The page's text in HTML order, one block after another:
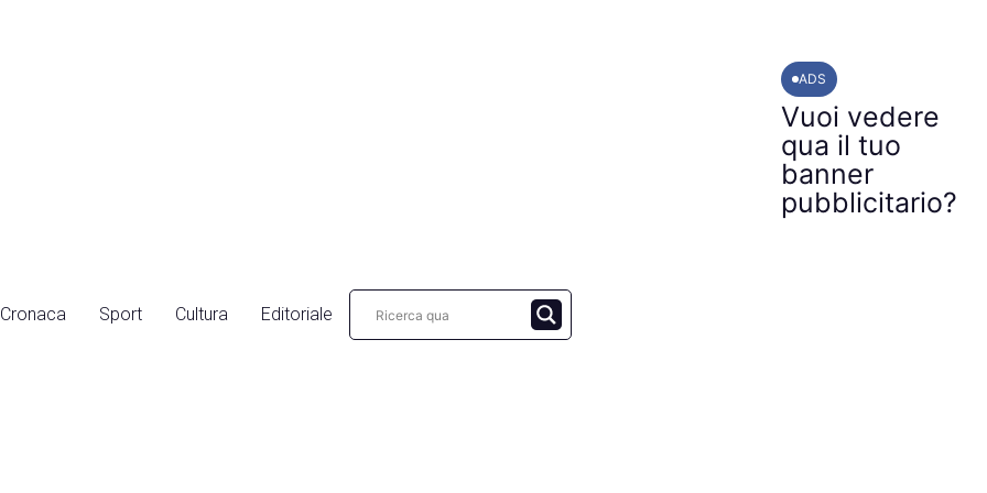
ADS
Vuoi vedere
qua il tuo
banner
pubblicitario?
Cronaca Sport Cultura Editoriale